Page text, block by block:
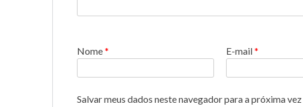
Nome* E-mail*
Salvar meus dados neste navegador para a próxima